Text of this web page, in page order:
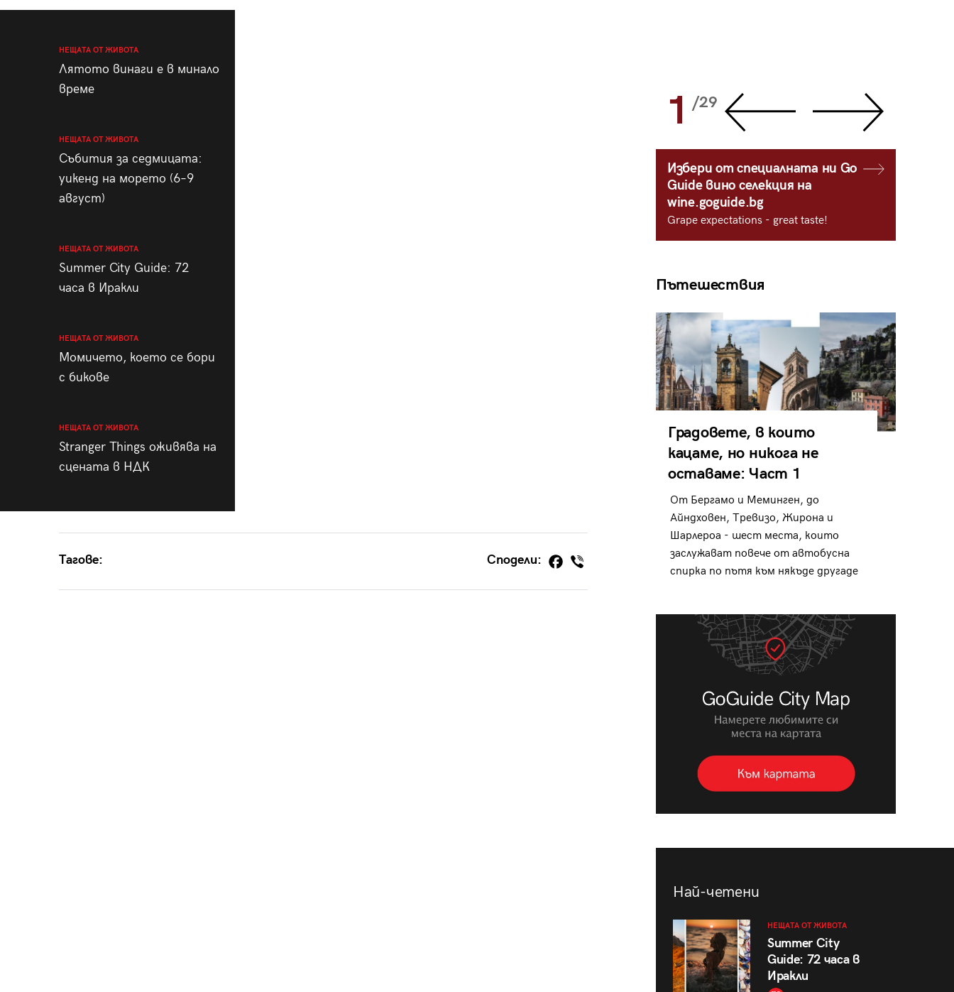
НЕЩАТА ОТ ЖИВОТА
Лятото винаги е в минало
време
НЕЩАТА ОТ ЖИВОТА
Събития за седмицата:
уикенд на морето (6–9
август)
НЕЩАТА ОТ ЖИВОТА
Summer City Guide: 72
часа в Иракли
НЕЩАТА ОТ ЖИВОТА
Момичето, което се бори
с бикове
НЕЩАТА ОТ ЖИВОТА
Stranger Things оживява на
сцената в НДК
Тагове: Сподели:
1 /29
Избери от специалната ни Go
Guide вино селекция на
wine.goguide.bg
Grape expectations - great taste!
Пътешествия
Градовете, в които
кацаме, но никога не
оставаме: Част 1
От Бергамо и Меминген, до
Айндховен, Тревизо, Жирона и
Шарлероа - шест места, които
заслужават повече от автобусна
спирка по пътя към някъде другаде
Най-четени
НЕЩАТА ОТ ЖИВОТА
Summer City
Guide: 72 часа в
Иракли